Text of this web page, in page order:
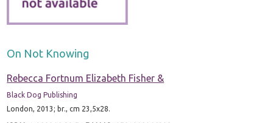
On Not Knowing
Rebecca Fortnum Elizabeth Fisher &
Black Dog Publishing
London, 2013; br., cm 23,5x28.